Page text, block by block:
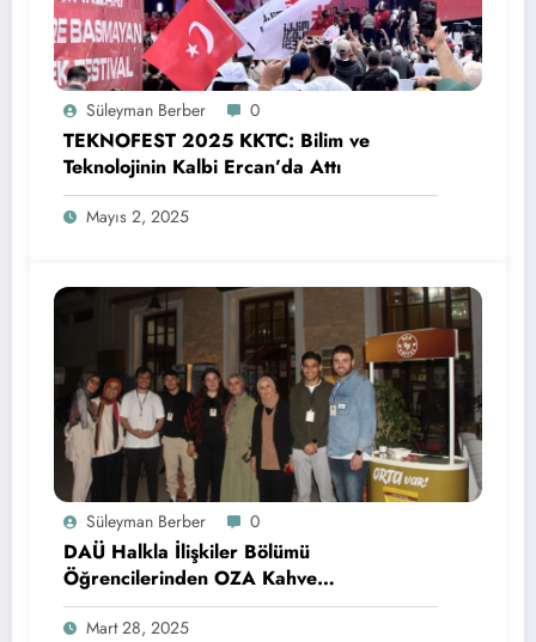
Süleyman Berber 0
TEKNOFEST 2025 KKTC: Bilim ve
Teknolojinin Kalbi Ercan’da Attı
Mayıs 2, 2025
Süleyman Berber 0
DAÜ Halkla İlişkiler Bölümü
Öğrencilerinden OZA Kahve
Sponsorluğunda Lezzetli Bir Etkinlik
Mart 28, 2025